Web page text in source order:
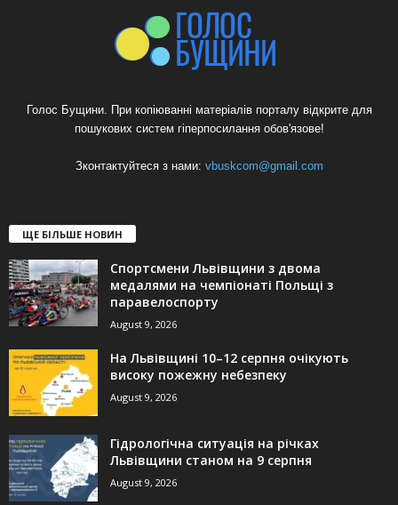
Голос Бущини. При копіюванні матеріалів порталу відкрите для
пошукових систем гіперпосилання обов'язове!
Зконтактуйтеся з нами: vbuskcom@gmail.com
ЩЕ БІЛЬШЕ НОВИН
Спортсмени Львівщини з двома
медалями на чемпіонаті Польщі з
паравелоспорту
August 9, 2026
На Львівщині 10–12 серпня очікують
високу пожежну небезпеку
August 9, 2026
Гідрологічна ситуація на річках
Львівщини станом на 9 серпня
August 9, 2026